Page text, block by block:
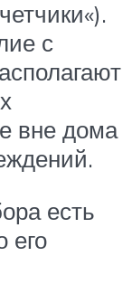
с
вне дома
есть
его